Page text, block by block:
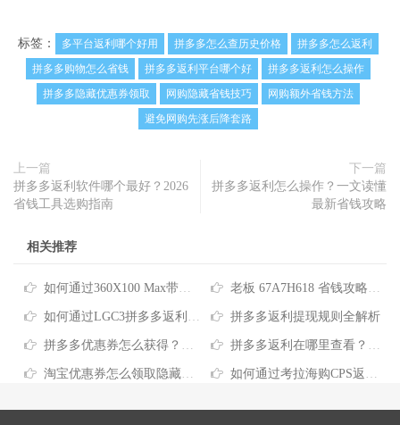
标签： 多平台返利哪个好用 拼多多怎么查历史价格
拼多多怎么返利
拼多多购物怎么省钱
拼多多返利平台哪个好
拼多多返利怎么操作
拼多多隐藏优惠券领取
网购隐藏省钱技巧
网购额外省钱方法
避免网购先涨后降套路
上一篇
拼多多返利软件哪个最好？2026
省钱工具选购指南
下一篇
拼多多返利怎么操作？一文读懂
最新省钱攻略
相关推荐
如何通过360X100 Max带货返利获取最大化购物优惠 老板 67A7H618 省钱攻略：电商购物这样买最划算
如何通过LGC3拼多多返利实现网购省钱攻略 拼多多返利提现规则全解析
拼多多优惠券怎么获得？这几种实用省钱攻略请收好 拼多多返利在哪里查看？一文读懂网购省钱新玩法
淘宝优惠券怎么领取隐藏内部券？实用省钱技巧分享 如何通过考拉海购CPS返利平台推荐轻松省下日常网购开支